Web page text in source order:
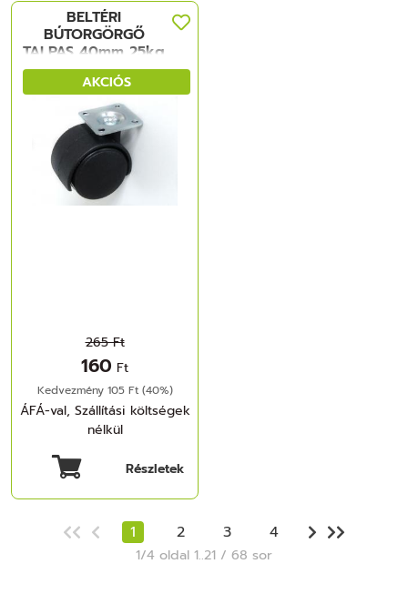
AKCIÓS
BELTÉRI
BÚTORGÖRGŐ
TALPAS 40mm 25kg
FEKETE
265 Ft
160 Ft
Kedvezmény 105 Ft (40%)
ÁFÁ-val, Szállítási költségek
nélkül
Részletek
1 2 3 4
1/4 oldal 1..21 / 68 sor